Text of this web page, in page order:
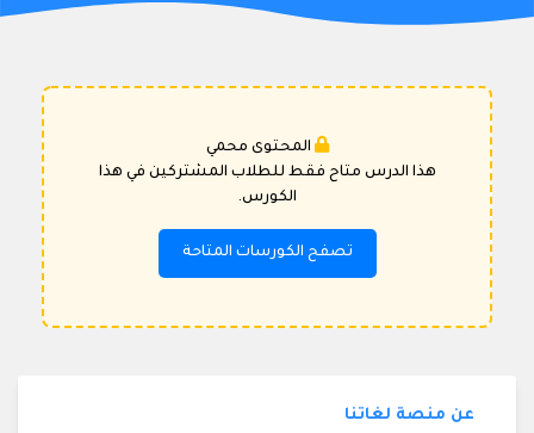
المحتوى محمي
هذا الدرس متاح فقط للطلاب المشتركين في هذا
الكورس.
تصفح الكورسات المتاحة
عن منصة لغاتنا